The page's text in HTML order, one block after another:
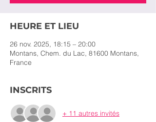
HEURE ET LIEU
26 nov. 2025, 18:15 – 20:00
Montans, Chem. du Lac, 81600 Montans,
France
INSCRITS
+ 11 autres invités